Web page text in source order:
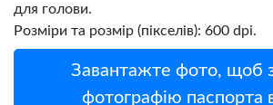
для голови.
Розміри та розмір (пікселів): 600 dpi.
Завантажте фото, щоб
фотографію паспорта